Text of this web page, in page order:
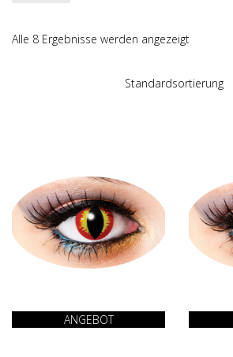
Alle 8 Ergebnisse werden angezeigt
ANGEBOT